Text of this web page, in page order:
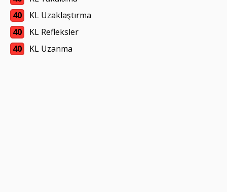
40
KL Uzaklaştırma
40
KL Refleksler
40
KL Uzanma